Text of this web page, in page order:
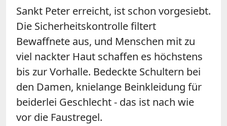
Sankt Peter erreicht, ist schon vorgesiebt.
Die Sicherheitskontrolle filtert
Bewaffnete aus, und Menschen mit zu
viel nackter Haut schaffen es höchstens
bis zur Vorhalle. Bedeckte Schultern bei
den Damen, knielange Beinkleidung für
beiderlei Geschlecht - das ist nach wie
vor die Faustregel.